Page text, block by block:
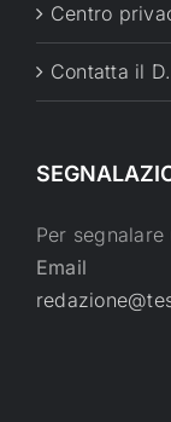
Centro
Contatta il
Per
Email